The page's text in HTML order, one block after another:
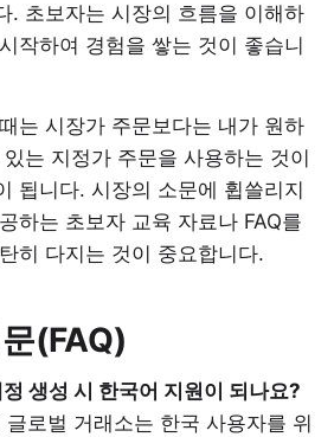
. 초보자는 시장의 흐름을 이해하
작하여 경험을 쌓는 것이 좋습니
는 시장가 주문보다는 내가 원하
는 지정가 주문을 사용하는 것이
됩니다. 시장의 소문에 휩쓸리지
하는 초보자 교육 자료나 FAQ를
히 다지는 것이 중요합니다.
(FAQ)
생성 시 한국어 지원이 되나요?
로벌 거래소는 한국 사용자를 위